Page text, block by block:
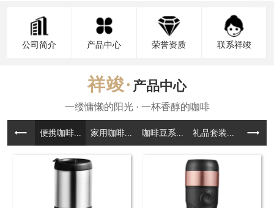
公司简介 产品中心 荣誉资质 联系祥竣
产品中心
便携咖啡... 家用咖啡... 咖啡豆系... 礼品套装... 咖啡周